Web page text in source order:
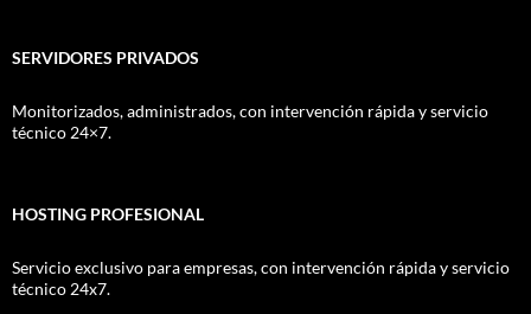
SERVIDORES PRIVADOS
Monitorizados, administrados, con intervención rápida y servicio
técnico 24×7.
HOSTING PROFESIONAL
Servicio exclusivo para empresas, con intervención rápida y servicio
técnico 24x7.